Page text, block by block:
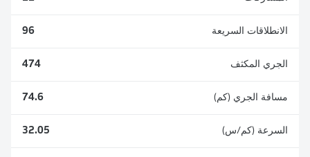
الانطلاقات السريعة 96
الجري المكثف 474
مسافة الجري (كم) 74.6
السرعة (كم/س) 32.05